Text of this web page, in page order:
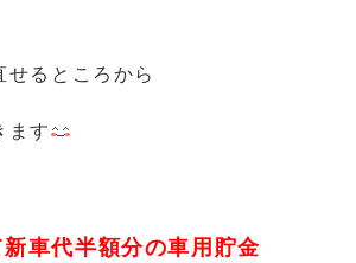
るところから
ます
車代半額分の車用貯金